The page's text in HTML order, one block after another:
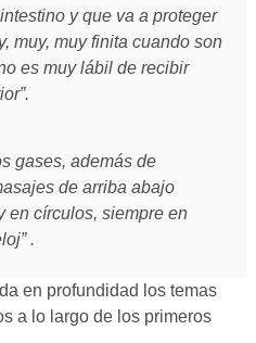
y que va a proteger
muy, muy finita cuando son
es muy lábil de recibir
gases, además de
de arriba abajo
en círculos, siempre en
.
en profundidad los temas
a lo largo de los primeros